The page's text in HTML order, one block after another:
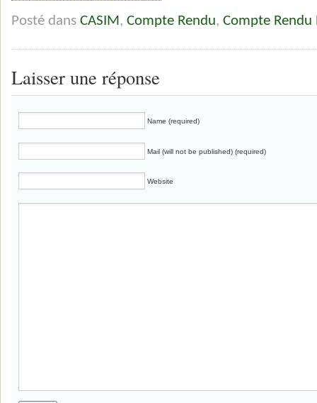
Posté dans CASIM, Compte Rendu, Compte Rendu
Laisser une réponse
Name (required)
Mail (will not be published) (required)
Website